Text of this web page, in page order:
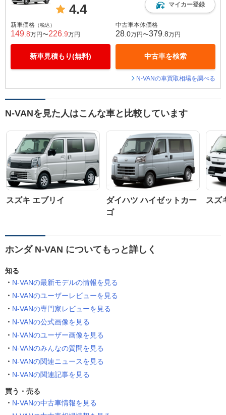
4.4 マイカー登録
新車価格 （税込）
149 .8万円〜226 .9万円
新車見積もり(無料)
中古車本体価格
28 .0万円〜379 .8万円
中古車を検索
N-VANの車買取相場を調べる
N-VANを見た人はこんな車と比較しています
スズキ エブリイ
ダイハツ ハイゼットカー
ゴ
スズ
ホンダ N-VAN についてもっと詳しく
知る
N-VANの最新モデルの情報を見る
N-VANのユーザーレビューを見る
N-VANの専門家レビューを見る
N-VANの公式画像を見る
N-VANのユーザー画像を見る
N-VANのみんなの質問を見る
N-VANの関連ニュースを見る
N-VANの関連記事を見る
買う・売る
N-VANの中古車情報を見る